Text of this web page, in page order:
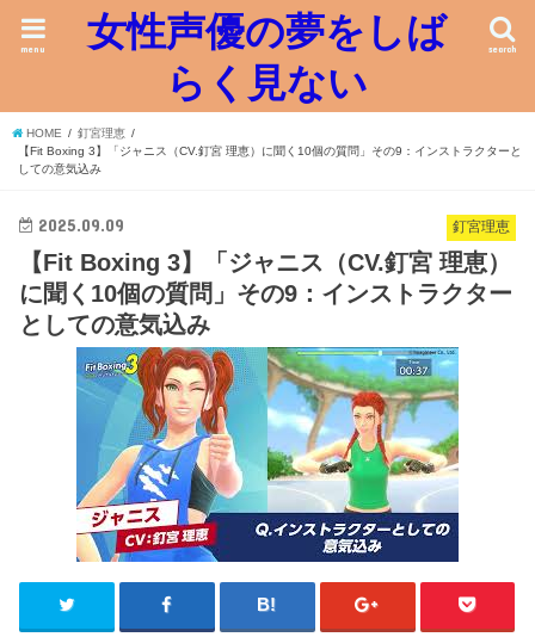
女性声優の夢をしば
らく見ない
search
menu
HOME
釘宮理恵
【Fit Boxing 3】「ジャニス（CV.釘宮 理恵）に聞く10個の質問」その9：インストラクターと
しての意気込み
釘宮理恵
2025.09.09
【Fit Boxing 3】「ジャニス（CV.釘宮 理恵）
に聞く10個の質問」その9：インストラクター
としての意気込み